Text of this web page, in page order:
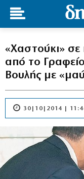
«Χαστούκι»
από το
Βουλής με
30|10|2014 |